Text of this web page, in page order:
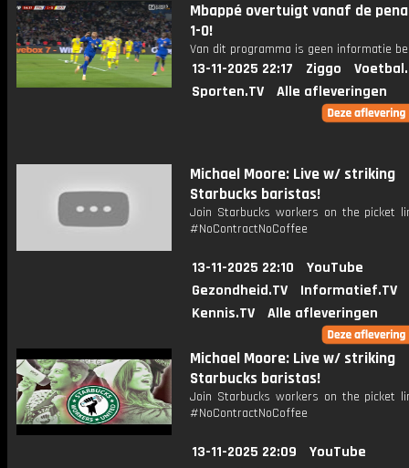
Mbappé overtuigt vanaf de
1-0!
Van dit programma is geen informatie
13-11-2025 22:17 Ziggo
Sporten.TV
Alle afleveringen
Michael Moore: Live w/ striking
Starbucks baristas!
Join Starbucks workers on the picket
#NoContractNoCoffee
13-11-2025 22:10
YouTube
Gezondheid.TV
Informatief.TV
Kennis.TV
Alle afleveringen
Michael Moore: Live w/ striking
Starbucks baristas!
Join Starbucks workers on the picket
#NoContractNoCoffee
13-11-2025 22:09
YouTube